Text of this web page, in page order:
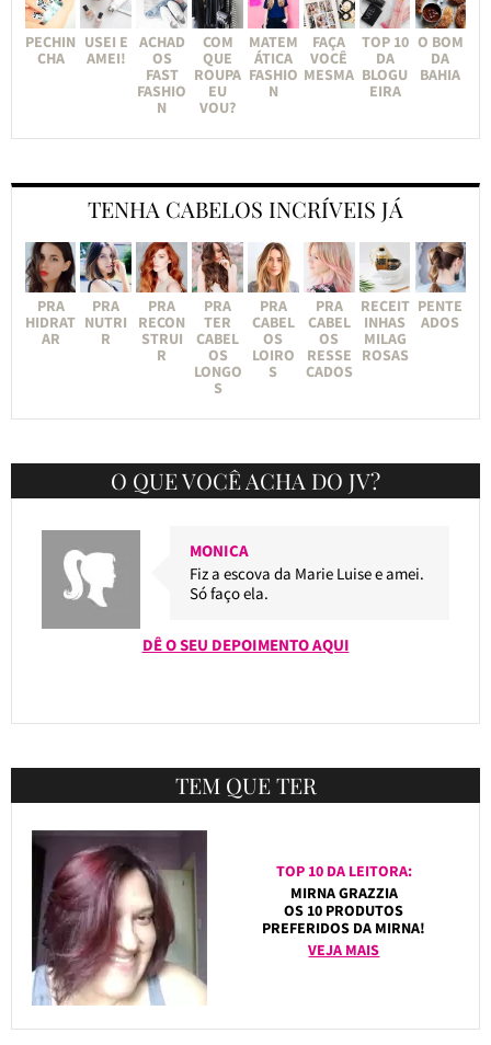
PECHIN
CHA
USEI E
AMEI!
ACHAD
OS
FAST
FASHIO
N
COM
QUE
ROUPA
EU
VOU?
MATEM
ÁTICA
FASHIO
N
FAÇA
VOCÊ
MESMA
TOP 10
DA
BLOGU
EIRA
O BOM
DA
BAHIA
TENHA CABELOS INCRÍVEIS JÁ
PRA
HIDRAT
AR
PRA
NUTRI
R
PRA
RECON
STRUI
R
PRA
TER
CABEL
OS
LONGO
S
PRA
CABEL
OS
LOIRO
S
PRA
CABEL
OS
RESSE
CADOS
RECEIT
INHAS
MILAG
ROSAS
PENTE
ADOS
O QUE VOCÊ ACHA DO JV?
MONICA
Fiz a escova da Marie Luise e amei.
Só faço ela.
DÊ O SEU DEPOIMENTO AQUI
TEM QUE TER
TOP 10 DA LEITORA:
MIRNA GRAZZIA
OS 10 PRODUTOS
PREFERIDOS DA MIRNA!
VEJA MAIS